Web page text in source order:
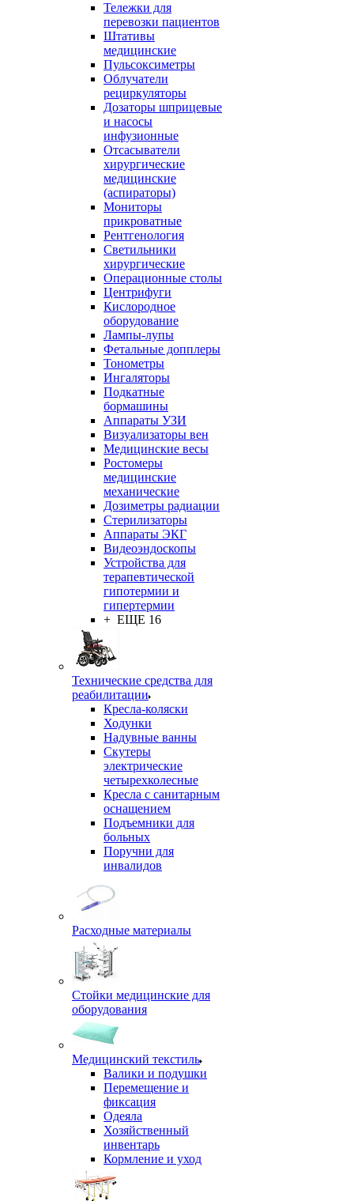
Тележки для
перевозки пациентов
Штативы
медицинские
Пульсоксиметры
Облучатели
рециркуляторы
Дозаторы шприцевые
и насосы
инфузионные
Отсасыватели
хирургические
медицинские
(аспираторы)
Мониторы
прикроватные
Рентгенология
Светильники
хирургические
Операционные столы
Центрифуги
Кислородное
оборудование
Лампы-лупы
Фетальные допплеры
Тонометры
Ингаляторы
Подкатные
бормашины
Аппараты УЗИ
Визуализаторы вен
Медицинские весы
Ростомеры
медицинские
механические
Дозиметры радиации
Стерилизаторы
Аппараты ЭКГ
Видеоэндоскопы
Устройства для
терапевтической
гипотермии и
гипертермии
+ ЕЩЕ 16
Технические средства для
реабилитации
Кресла-коляски
Ходунки
Надувные ванны
Скутеры
электрические
четырехколесные
Кресла с санитарным
оснащением
Подъемники для
больных
Поручни для
инвалидов
Расходные материалы
Стойки медицинские для
оборудования
Медицинский текстиль
Валики и подушки
Перемещение и
фиксация
Одеяла
Хозяйственный
инвентарь
Кормление и уход